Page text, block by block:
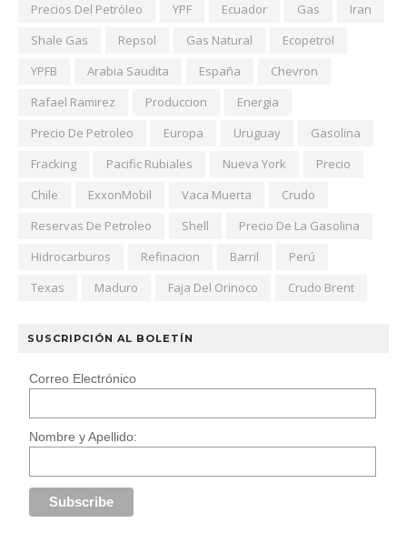
Precios Del Petróleo
YPF Ecuador Gas
Iran
Shale Gas
Repsol Gas Natural
Ecopetrol
YPFB
Arabia Saudita España
Chevron
Rafael Ramirez
Produccion
Energia
Precio De Petroleo
Europa Uruguay
Gasolina
Fracking
Pacific Rubiales Nueva York
Precio
Chile
ExxonMobil Vaca Muerta
Crudo
Reservas De Petroleo
Shell
Precio De La Gasolina
Hidrocarburos
Refinacion Barril
Perú
Texas
Maduro Faja Del Orinoco Crudo Brent
SUSCRIPCIÓN AL BOLETÍN
Correo Electrónico
Nombre y Apellido: